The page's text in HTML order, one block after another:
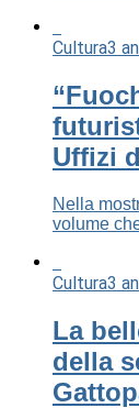
Cultura3
Uffizi
Nella
volume
Cultura3
La
della